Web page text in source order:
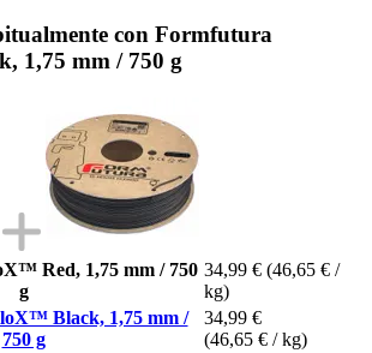
con Formfutura
1,75 mm / 750 g
Red, 1,75 mm / 750
g
34,99 € (46,65 € /
kg)
Black, 1,75 mm /
750 g
34,99 €
(46,65 € / kg)